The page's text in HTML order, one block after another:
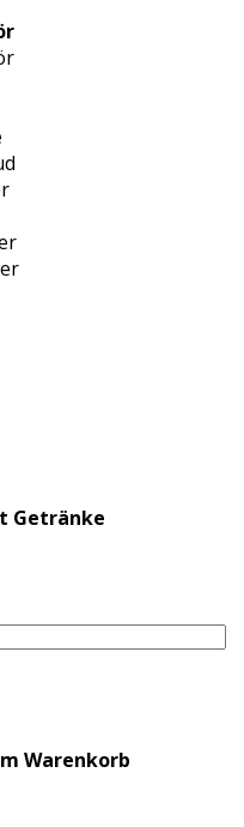
Getränke
Warenkorb